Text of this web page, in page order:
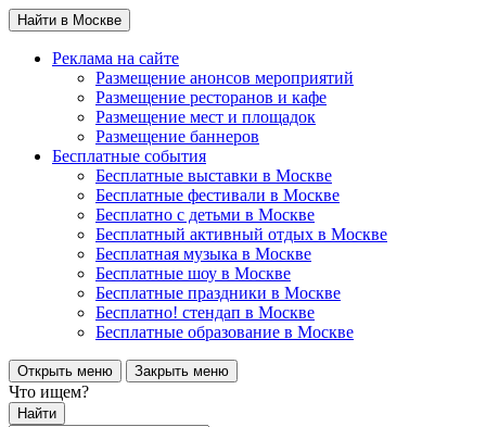
Найти в Москве
Реклама на сайте
Размещение анонсов мероприятий
Размещение ресторанов и кафе
Размещение мест и площадок
Размещение баннеров
Бесплатные события
Бесплатные выставки в Москве
Бесплатные фестивали в Москве
Бесплатно с детьми в Москве
Бесплатный активный отдых в Москве
Бесплатная музыка в Москве
Бесплатные шоу в Москве
Бесплатные праздники в Москве
Бесплатно! стендап в Москве
Бесплатные образование в Москве
Открыть меню Закрыть меню
Что ищем?
Найти